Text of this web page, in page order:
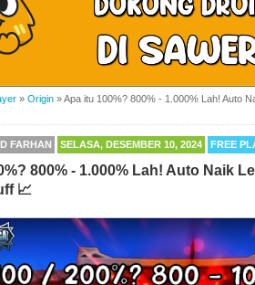
» Origin »Apa itu 100%? 800% - 1.000% Lah! Auto
FARHAN SELASA, DESEMBER 10, 2024 FREE
800% - 1.000% Lah! Auto Naik
📈